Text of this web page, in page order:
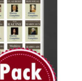
/ DÉTAILS